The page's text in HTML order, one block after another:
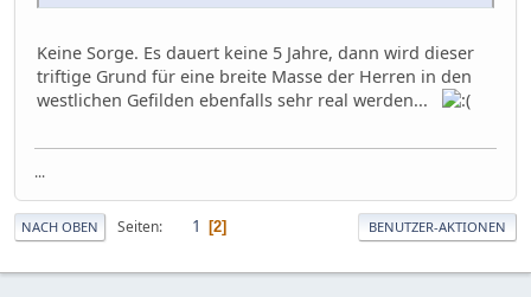
Keine Sorge. Es dauert keine 5 Jahre, dann wird dieser
triftige Grund für eine breite Masse der Herren in den
westlichen Gefilden ebenfalls sehr real werden...
...
NACH OBEN Seiten 1 2 BENUTZER-AKTIONEN